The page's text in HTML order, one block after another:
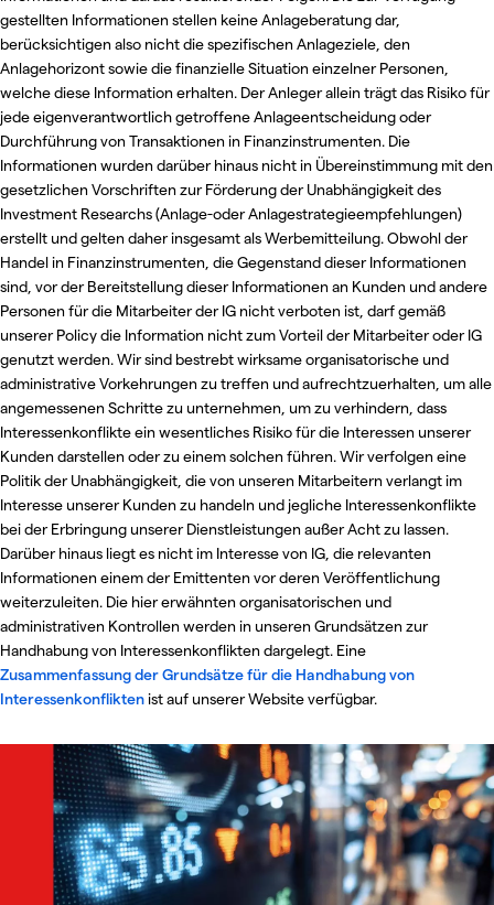
gestellten Informationen stellen keine Anlageberatung dar,
berücksichtigen also nicht die spezifischen Anlageziele, den
Anlagehorizont sowie die finanzielle Situation einzelner Personen,
welche diese Information erhalten. Der Anleger allein trägt das Risiko für
jede eigenverantwortlich getroffene Anlageentscheidung oder
Durchführung von Transaktionen in Finanzinstrumenten. Die
Informationen wurden darüber hinaus nicht in Übereinstimmung mit den
gesetzlichen Vorschriften zur Förderung der Unabhängigkeit des
Investment Researchs (Anlage-oder Anlagestrategieempfehlungen)
erstellt und gelten daher insgesamt als Werbemitteilung. Obwohl der
Handel in Finanzinstrumenten, die Gegenstand dieser Informationen
sind, vor der Bereitstellung dieser Informationen an Kunden und andere
Personen für die Mitarbeiter der IG nicht verboten ist, darf gemäß
unserer Policy die Information nicht zum Vorteil der Mitarbeiter oder IG
genutzt werden. Wir sind bestrebt wirksame organisatorische und
administrative Vorkehrungen zu treffen und aufrechtzuerhalten, um alle
angemessenen Schritte zu unternehmen, um zu verhindern, dass
Interessenkonflikte ein wesentliches Risiko für die Interessen unserer
Kunden darstellen oder zu einem solchen führen. Wir verfolgen eine
Politik der Unabhängigkeit, die von unseren Mitarbeitern verlangt im
Interesse unserer Kunden zu handeln und jegliche Interessenkonflikte
bei der Erbringung unserer Dienstleistungen außer Acht zu lassen.
Darüber hinaus liegt es nicht im Interesse von IG, die relevanten
Informationen einem der Emittenten vor deren Veröffentlichung
weiterzuleiten. Die hier erwähnten organisatorischen und
administrativen Kontrollen werden in unseren Grundsätzen zur
Handhabung von Interessenkonflikten dargelegt. Eine
Zusammenfassung der Grundsätze für die Handhabung von
Interessenkonfliktenist auf unserer Website verfügbar.